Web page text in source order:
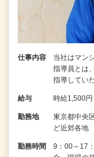
仕事内容
当社はマン
指導員とは
指導してい
給与 時給1,500
勤務地
東京都中央
ど近郊各地
勤務時間
9：00～17